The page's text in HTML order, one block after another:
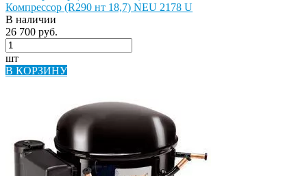
Компрессор (R290 нт 18,7) NEU 2178 U
В наличии
26 700 руб.
шт
В КОРЗИНУ